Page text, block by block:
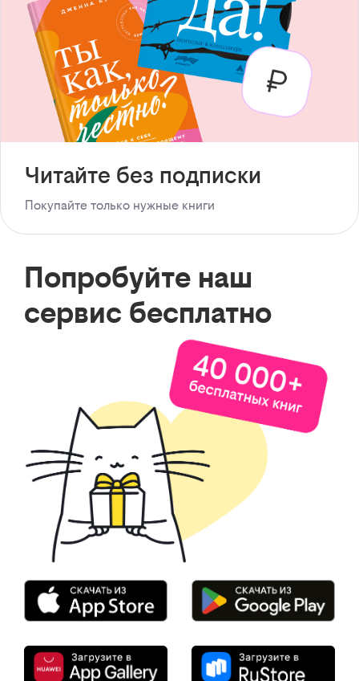
Читайте без подписки
Покупайте только нужные книги
Попробуйте наш
сервис бесплатно